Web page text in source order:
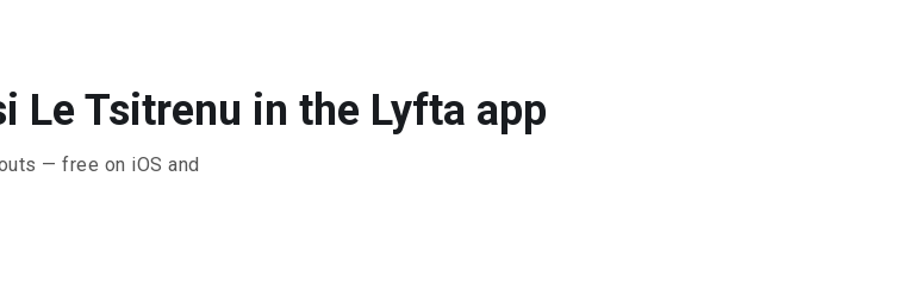
Le Tsitrenu in the Lyfta app
— free on iOS and